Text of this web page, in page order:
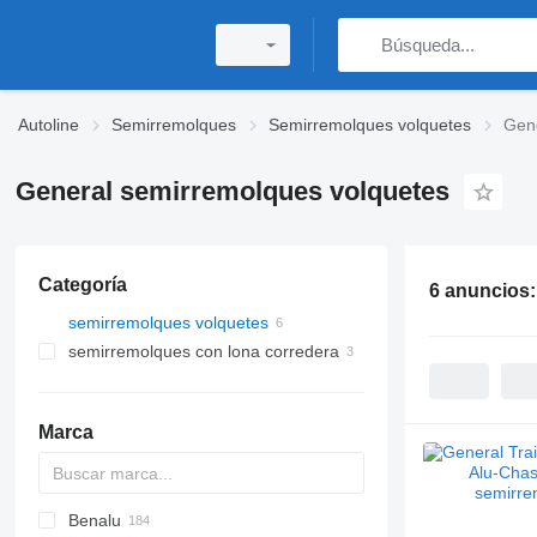
Autoline Semirremolques Semirremolques volquetes
General semirremolques volquetes
Categoría
semirremolques volquetes
semirremolques con lona corredera
Marca
OKA
HTS
Benalu
6 anuncios: